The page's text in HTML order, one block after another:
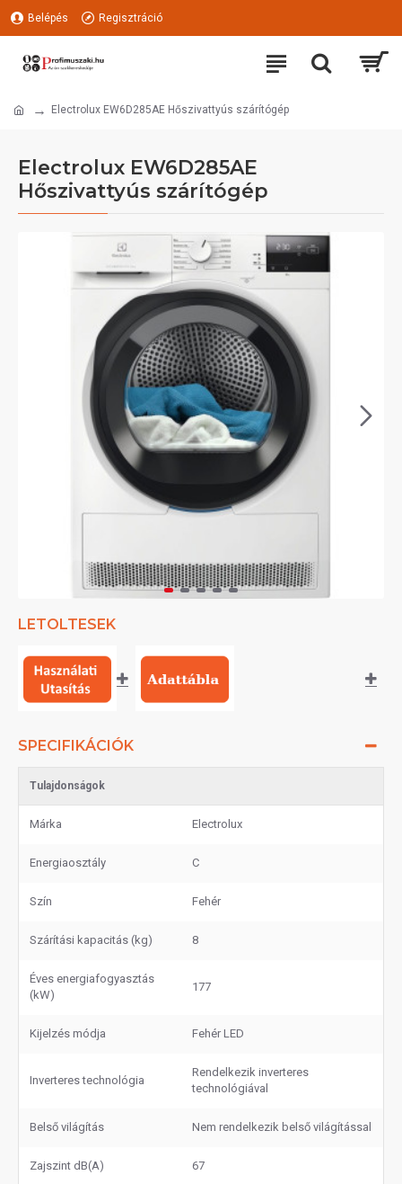
Belépés Regisztráció
Electrolux EW6D285AE Hőszivattyús szárítógép
Electrolux EW6D285AE
Hőszivattyús szárítógép
LETOLTESEK
SPECIFIKÁCIÓK
Tulajdonságok
Márka Electrolux
Energiaosztály C
Szín Fehér
Szárítási kapacitás (kg) 8
Éves energiafogyasztás
(kW)
177
Kijelzés módja Fehér LED
Inverteres technológia
Rendelkezik inverteres
technológiával
Belső világítás Nem rendelkezik belső világítással
Zajszint dB(A) 67